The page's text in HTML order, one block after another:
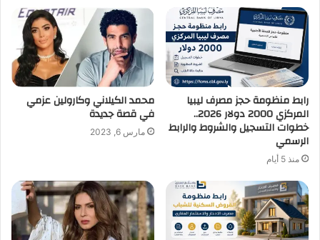
رابط منظومة حجز مصرف ليبيا
المركزي 2000 دولار 2026..
خطوات التسجيل والشروط والرابط
الرسمي
منذ 5 أيام
محمد الكيلاني وكارولين عزمي
في قصة جديدة
مارس 6, 2023